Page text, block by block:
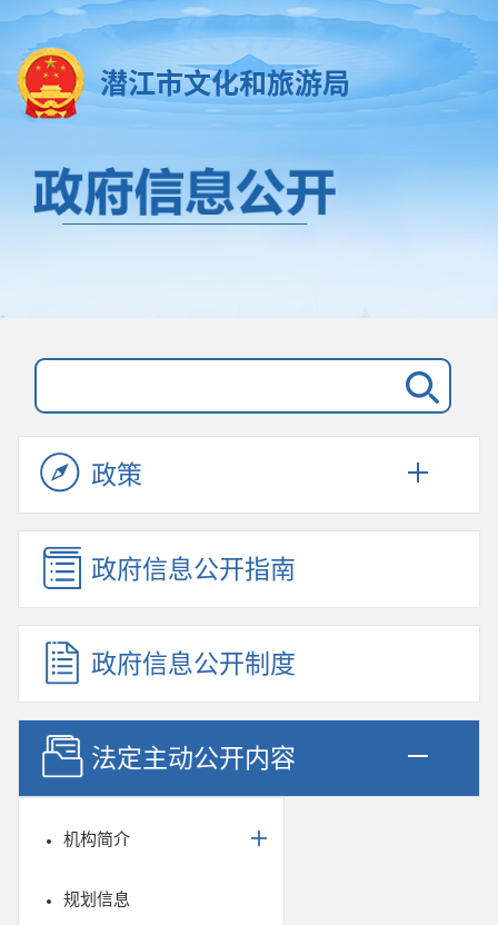
潜江市文化和旅游局
政策
政府信息公开指南
政府信息公开制度
法定主动公开内容
机构简介
规划信息